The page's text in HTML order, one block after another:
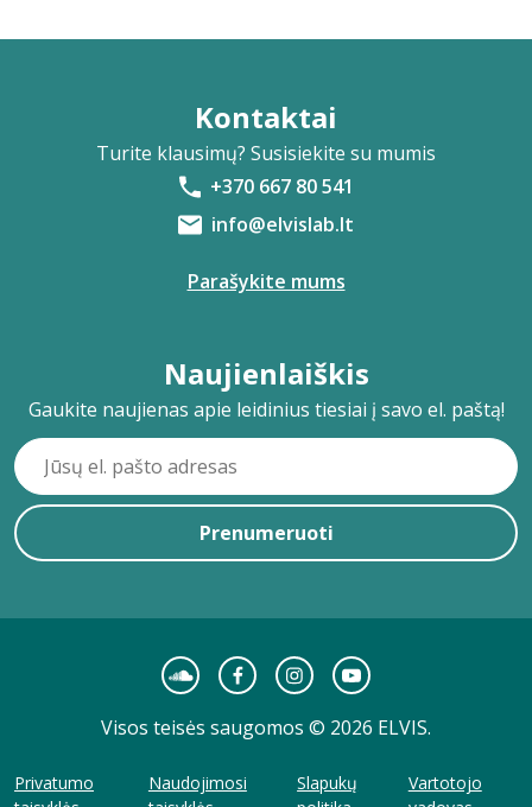
Kontaktai
Turite klausimų? Susisiekite su mumis
+370 667 80 541
info@elvislab.lt
Parašykite mums
Naujienlaiškis
Gaukite naujienas apie leidinius tiesiai į savo el. paštą!
Prenumeruoti
Visos teisės saugomos © 2026 ELVIS.
Privatumo
Naudojimosi
Slapukų
Vartotojo